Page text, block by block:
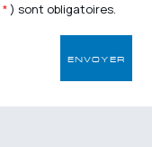
* ) sont obligatoires.
ENVOYER